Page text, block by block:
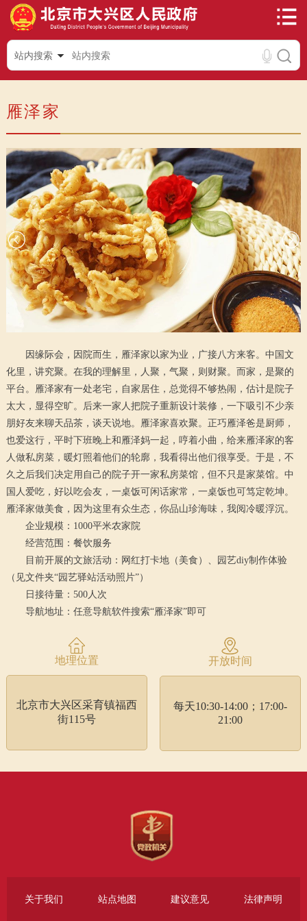
站内搜索
雁泽家
因缘际会，因院而生，雁泽家以家为业，广接八方来客。中国文
化里，讲究聚。在我的理解里，人聚，气聚，则财聚。而家，是聚的
平台。雁泽家有一处老宅，自家居住，总觉得不够热闹，估计是院子
太大，显得空旷。后来一家人把院子重新设计装修，一下吸引不少亲
朋好友来聊天品茶，谈天说地。雁泽家喜欢聚。正巧雁泽爸是厨师，
也爱这行，平时下班晚上和雁泽妈一起，哼着小曲，给来雁泽家的客
人做私房菜，暖灯照着他们的轮廓，我看得出他们很享受。于是，不
久之后我们决定用自己的院子开一家私房菜馆，但不只是家菜馆。中
国人爱吃，好以吃会友，一桌饭可闲话家常，一桌饭也可笃定乾坤。
雁泽家做美食，因为这里有众生态，你品山珍海味，我阅冷暖浮沉。
企业规模：1000平米农家院
经营范围：餐饮服务
目前开展的文旅活动：网红打卡地（美食）、园艺diy制作体验
（见文件夹“园艺驿站活动照片”）
日接待量：500人次
导航地址：任意导航软件搜索“雁泽家”即可
地理位置
北京市大兴区采育镇福西
街115号
开放时间
每天10:30-14:00；17:00-
21:00
关于我们 站点地图 建议意见 法律声明